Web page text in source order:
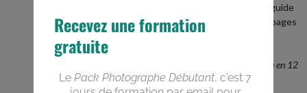
BONUS le guide
PDF de 40 pages
photographe en 12
semaines